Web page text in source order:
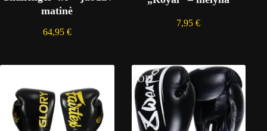
matinė
64,95 €
7,95€
TOP